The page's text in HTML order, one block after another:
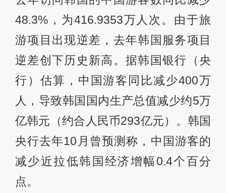
48.3%，为416.9353万人次。由于旅
游项目出现逆差，去年韩国服务项目
逆差创下历史新高。据韩国银行（央
行）估算，中国游客同比减少400万
人，导致韩国国内生产总值减少约5万
亿韩元（约合人民币293亿元）。韩国
央行去年10月曾预测称，中国游客的
减少近拉低韩国经济增幅0.4个百分
点。